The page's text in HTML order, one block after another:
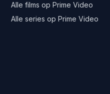
Alle films op Prime Video
Alle series op Prime Video